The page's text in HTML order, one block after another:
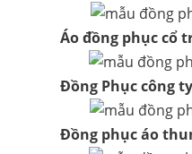
Áo đồng phục cổ
Đồng Phục công
Đồng phục áo